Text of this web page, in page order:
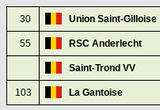
30 Union Saint-Gilloise
55 RSC Anderlecht
Saint-Trond VV
103 La Gantoise